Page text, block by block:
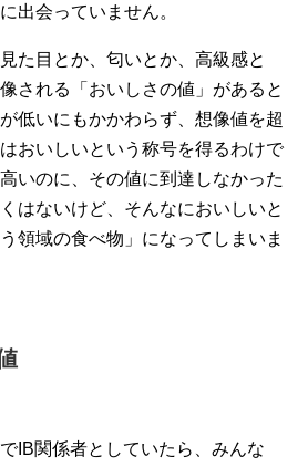
出会っていません。
た目とか、匂いとか、高級感と
される「おいしさの値」があると
低いにもかかわらず、想像値を超
おいしいという称号を得るわけで
いのに、その値に到達しなかった
はないけど、そんなにおいしいと
領域の食べ物」になってしまいま
IB関係者としていたら、みんな